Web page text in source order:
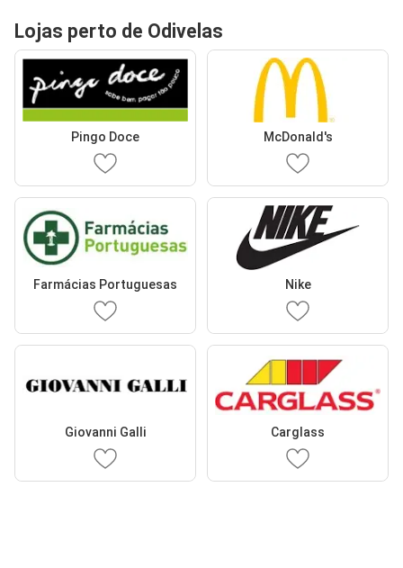
Lojas perto de Odivelas
Pingo Doce McDonald's
Farmácias Portuguesas Nike
Giovanni Galli Carglass